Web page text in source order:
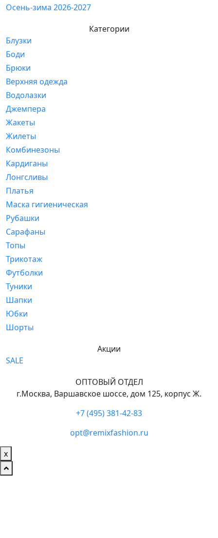
Осень-зима 2026-2027
Категории
Блузки
Боди
Брюки
Верхняя одежда
Водолазки
Джемпера
Жакеты
Жилеты
Комбинезоны
Кардиганы
Лонгсливы
Платья
Маска гигиеническая
Рубашки
Сарафаны
Топы
Трикотаж
Футболки
Туники
Шапки
Юбки
Шорты
Акции
SALE
ОПТОВЫЙ ОТДЕЛ
г.Москва, Варшавское шоссе, дом 125, корпус Ж.
+7 (495) 381-42-83
opt@remixfashion.ru
х